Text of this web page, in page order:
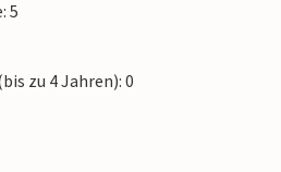
5
zu 4 Jahren): 0